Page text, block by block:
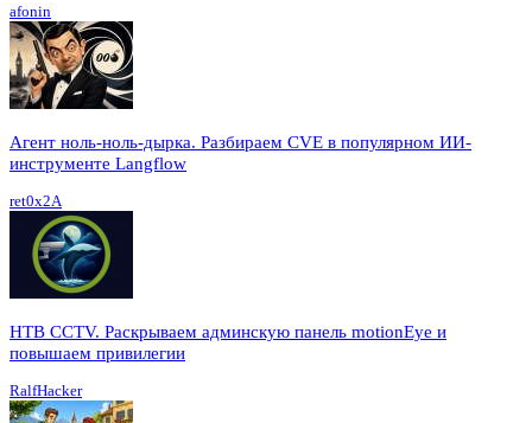
afonin
Агент ноль-ноль-дырка. Разбираем CVE в популярном ИИ-
инструменте Langflow
ret0x2A
HTB CCTV. Раскрываем админскую панель motionEye и
повышаем привилегии
RalfHacker